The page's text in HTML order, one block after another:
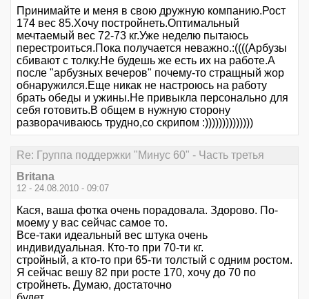
Принимайте и меня в свою дружную компанию.Рост
174 вес 85.Хочу постройнеть.Оптимальный
мечтаемый вес 72-73 кг.Уже неделю пытаюсь
перестроиться.Пока получается неважно.:((((Арбузы
сбивают с толку.Не будешь же есть их на работе.А
после "арбузных вечеров" почему-то стращный жор
обнаружился.Еще никак не настроюсь на работу
брать обеды и ужины.Не привыкла персонально для
себя готовить.В общем в нужную сторону
разворачиваюсь трудно,со скрипом :))))))))))))))
Re: Группа поддержки "Минус 60" - Часть третья
Britana
12 - 24.08.2010 - 09:07
Кася, ваша фотка очень порадовала. Здорово. По-
моему у вас сейчас самое то.
Все-таки идеальный вес штука очень
индивидуальная. Кто-то при 70-ти кг.
стройный, а кто-то при 65-ти толстый с одним ростом.
Я сейчас вешу 82 при росте 170, хочу до 70 по
стройнеть. Думаю, достаточно